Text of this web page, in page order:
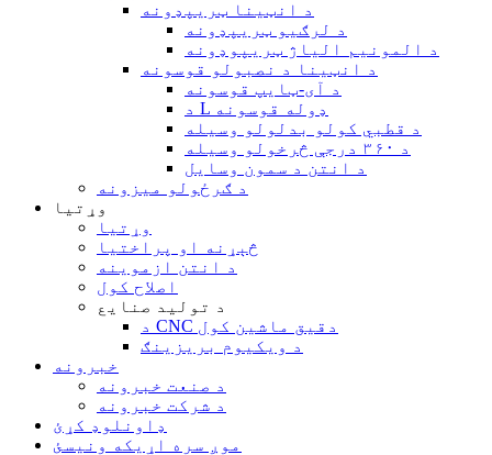
د انټینا ټریپډونه
د لرګیو ټریپډونه
د المونیم الیاژ ټریپوډونه
د انټینا د نصبولو قوسونه
د آی-ټایپ قوسونه
د L ډوله قوسونه
د قطبي کولو بدلولو وسیله
د ۳۶۰ درجې څرخولو وسیله
د انتن د سمون وسایل
د ګرځولو میزونه
وړتیا
وړتیا
څېړنه او پراختیا
د انتن ازموینه
اصلاح کول
د تولید صنایع
د CNC دقیق ماشین کول
د ویکیوم بریزینګ
خبرونه
د صنعت خبرونه
د شرکت خبرونه
ډاونلوډ کړئ
موږ سره اړیکه ونیسئ